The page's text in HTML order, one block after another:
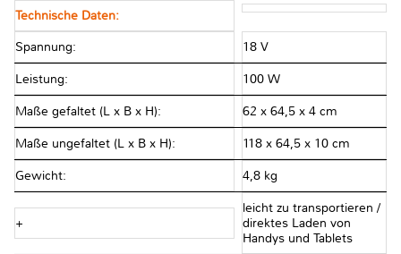
Technische Daten:
Spannung: 18 V
Leistung: 100 W
Maße gefaltet (L x B x H): 62 x 64,5 x 4 cm
Maße ungefaltet (L x B x H): 118 x 64,5 x 10 cm
Gewicht: 4,8 kg
+
leicht zu transportieren /
direktes Laden von
Handys und Tablets